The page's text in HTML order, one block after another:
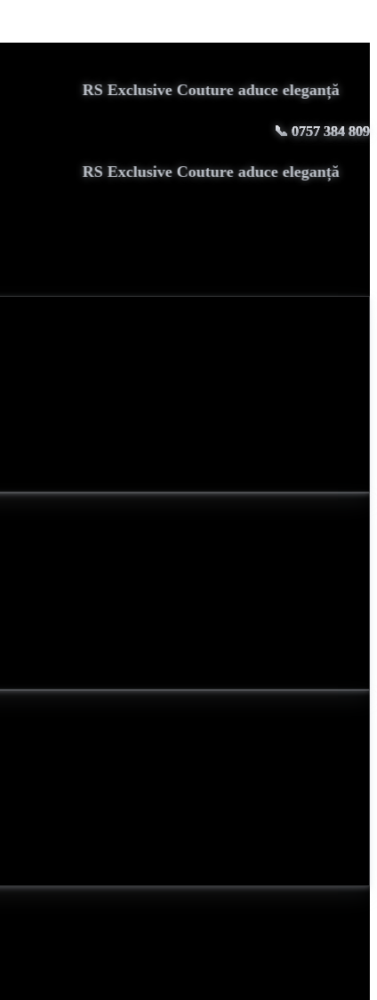
RS Exclusive Couture aduce eleganță
📞 0757 384 809
RS Exclusive Couture aduce eleganță